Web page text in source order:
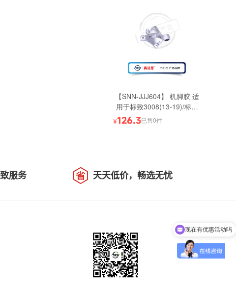
【SNN-JJJ604】 机脚胶 适
用于标致3008(13-19)/标致
新308(16-)/标致新408(14-
¥126.3已售0件
现在有优惠活动吗